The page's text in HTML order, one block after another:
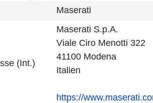
Maserati
(Int.)
Maserati S.p.A.
Viale Ciro Menotti 322
41100 Modena
Italien
https://